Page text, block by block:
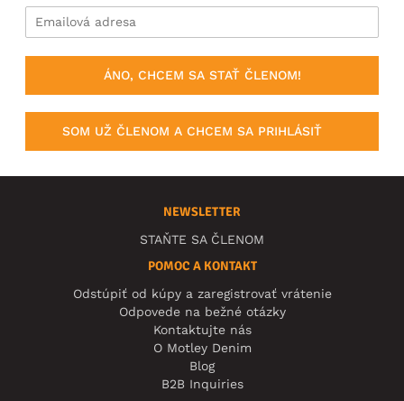
ÁNO, CHCEM SA STAŤ ČLENOM!
SOM UŽ ČLENOM A CHCEM SA PRIHLÁSIŤ
NEWSLETTER
STAŇTE SA ČLENOM
POMOC A KONTAKT
Odstúpiť od kúpy a zaregistrovať vrátenie
Odpovede na bežné otázky
Kontaktujte nás
O Motley Denim
Blog
B2B Inquiries